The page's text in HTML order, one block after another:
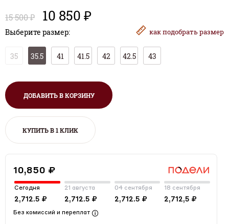
15 500 ₽ 10 850 ₽
Выберите размер: какподобрать размер
35 35.5 41 41.5 42 42.5 43
ДОБАВИТЬ В КОРЗИНУ
КУПИТЬ В 1 КЛИК
10,850 ₽
Сегодня
2,712.5 ₽
21 августа
2,712.5 ₽
04 сентября
2,712.5 ₽
18 сентября
2,712,5 ₽
Без комиссий и переплат